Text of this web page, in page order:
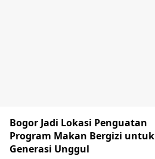
Bogor Jadi Lokasi Penguatan
Program Makan Bergizi untuk
Generasi Unggul